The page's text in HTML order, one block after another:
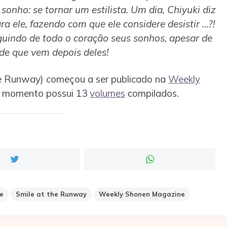
se tornar um estilista. Um dia, Chiyuki diz
ele, fazendo com que ele considere desistir …?!
de todo o coração seus sonhos, apesar de
que vem depois deles!
começou a ser publicado na Weekly
possui 13 volumes compilados.
Smile at the Runway Weekly Shonen Magazine